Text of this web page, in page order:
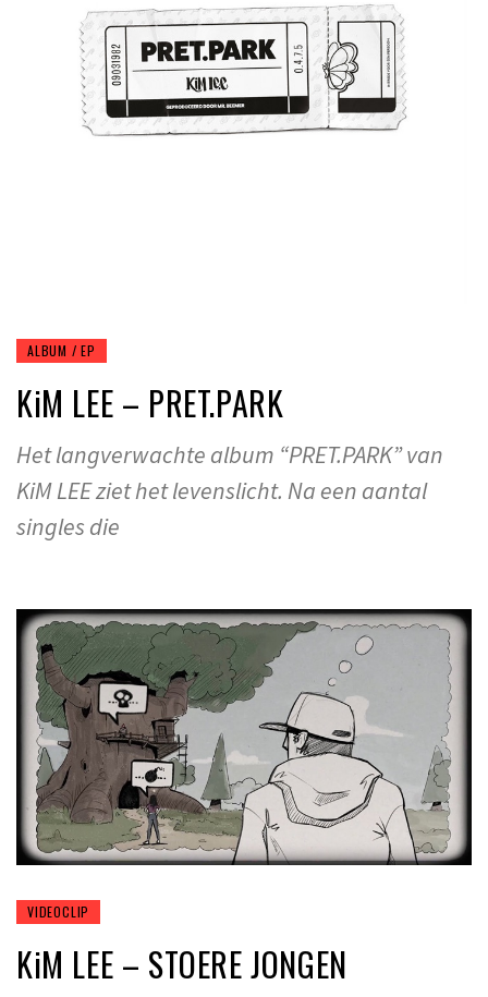
ALBUM / EP
KiM LEE – PRET.PARK
Het langverwachte album “PRET.PARK” van
KiM LEE ziet het levenslicht. Na een aantal
singles die
VIDEOCLIP
KiM LEE – STOERE JONGEN